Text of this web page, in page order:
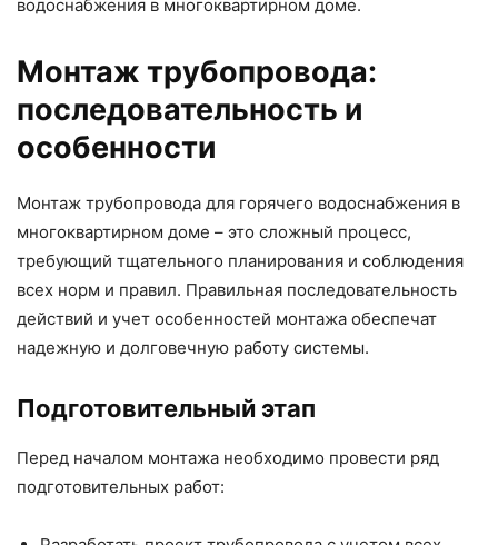
водоснабжения в многоквартирном доме.
Монтаж трубопровода:
последовательность и
особенности
Монтаж трубопровода для горячего водоснабжения в
многоквартирном доме – это сложный процесс,
требующий тщательного планирования и соблюдения
всех норм и правил. Правильная последовательность
действий и учет особенностей монтажа обеспечат
надежную и долговечную работу системы.
Подготовительный этап
Перед началом монтажа необходимо провести ряд
подготовительных работ: